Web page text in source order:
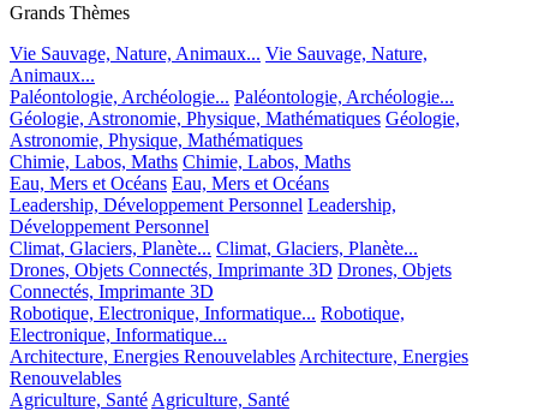
Grands Thèmes
Vie Sauvage, Nature, Animaux... Vie Sauvage, Nature,
Animaux...
Paléontologie, Archéologie... Paléontologie, Archéologie...
Géologie, Astronomie, Physique, Mathématiques Géologie,
Astronomie, Physique, Mathématiques
Chimie, Labos, Maths Chimie, Labos, Maths
Eau, Mers et Océans Eau, Mers et Océans
Leadership, Développement Personnel Leadership,
Développement Personnel
Climat, Glaciers, Planète... Climat, Glaciers, Planète...
Drones, Objets Connectés, Imprimante 3D Drones, Objets
Connectés, Imprimante 3D
Robotique, Electronique, Informatique... Robotique,
Electronique, Informatique...
Architecture, Energies Renouvelables Architecture, Energies
Renouvelables
Agriculture, Santé Agriculture, Santé